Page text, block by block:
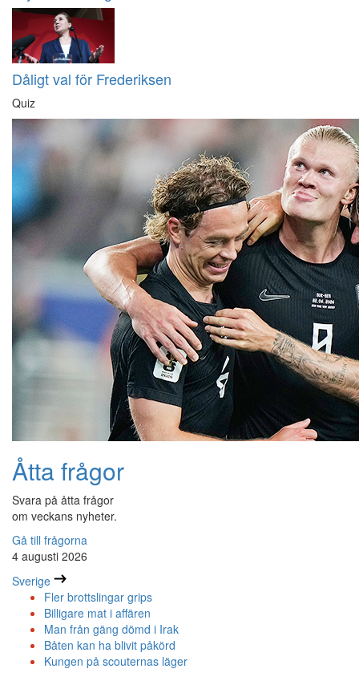
Dåligt val för Frederiksen
Quiz
Åtta frågor
Svara på åtta frågor
om veckans nyheter.
Gå till frågorna
4 augusti 2026
Sverige
Fler brottslingar grips
Billigare mat i affären
Man från gäng dömd i Irak
Båten kan ha blivit påkörd
Kungen på scouternas läger